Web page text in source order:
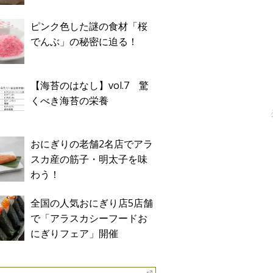
ピンク色した謎の食材「桜
でんぶ」の秘密に迫る！
【海苔のはなし】vol.7 驚
くべき海苔の栄養
おにぎりの老舗2名店でアラ
スカ産の筋子・明太子を味
わう！
全国の人気おにぎり店5店舗
で「アラスカシーフードお
にぎりフェア」開催